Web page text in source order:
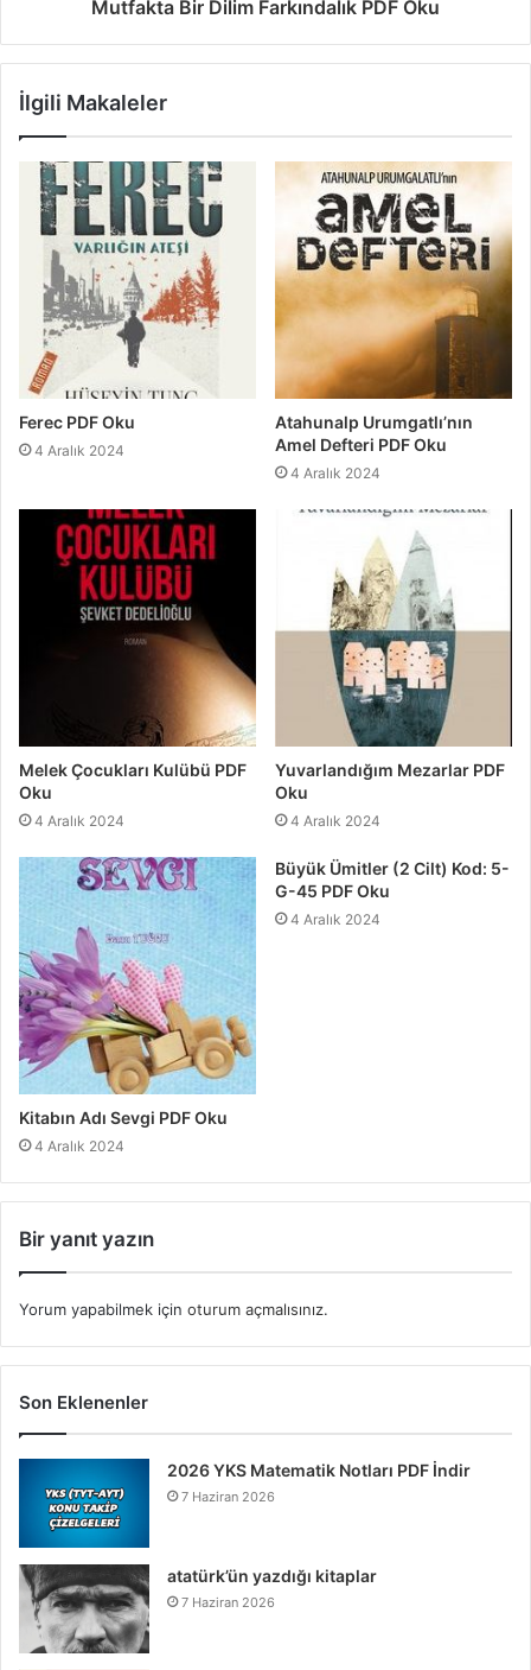
Mutfakta Bir Dilim Farkındalık PDF Oku
İlgili Makaleler
Ferec PDF Oku
4 Aralık 2024
Atahunalp Urumgatlı’nın
Amel Defteri PDF Oku
4 Aralık 2024
Melek Çocukları Kulübü PDF
Oku
4 Aralık 2024
Yuvarlandığım Mezarlar PDF
Oku
4 Aralık 2024
Kitabın Adı Sevgi PDF Oku
4 Aralık 2024
Büyük Ümitler (2 Cilt) Kod: 5-
G-45 PDF Oku
4 Aralık 2024
Bir yanıt yazın
Yorum yapabilmek için oturum açmalısınız.
Son Eklenenler
2026 YKS Matematik Notları PDF İndir
7 Haziran 2026
atatürk’ün yazdığı kitaplar
7 Haziran 2026